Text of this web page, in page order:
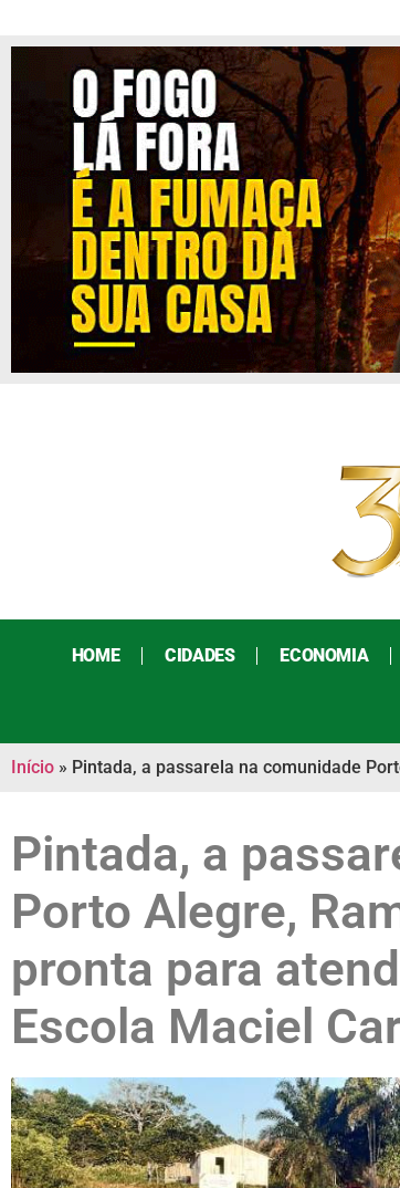
HOME CIDADES ECONOMIA
Início » Pintada, a passarela na comunidade
Pintada, a
Porto Alegre,
pronta para
Escola Maciel